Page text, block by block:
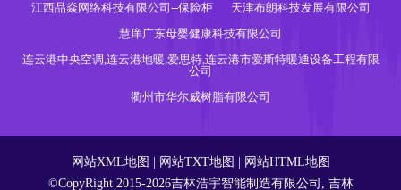
江西品焱网络科技有限公司--保险柜
天津布朗科技发展有限公司
慧庠广东母婴健康科技有限公司
连云港中央空调,连云港地暖,爱思特,连云港市爱斯特暖通设备工程有限
公司
衢州市华尔威树脂有限公司
网站XML地图 网站TXT地图
网站HTML地图
©CopyRight 2015-2026吉林浩宇智能制造有限公司, 吉林